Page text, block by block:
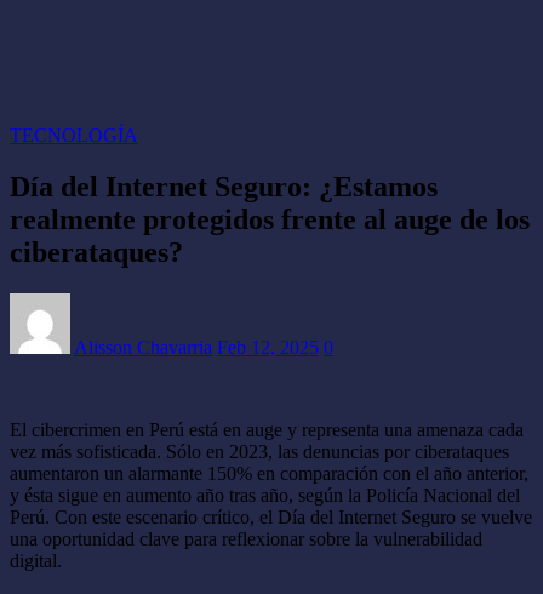
TECNOLOGÍA
Día del Internet Seguro: ¿Estamos
realmente protegidos frente al auge de los
ciberataques?
Alisson Chavarria Feb 12, 2025 0
El cibercrimen en Perú está en auge y representa una amenaza cada
vez más sofisticada. Sólo en 2023, las denuncias por ciberataques
aumentaron un alarmante 150% en comparación con el año anterior,
y ésta sigue en aumento año tras año, según la Policía Nacional del
Perú. Con este escenario crítico, el Día del Internet Seguro se vuelve
una oportunidad clave para reflexionar sobre la vulnerabilidad
digital.